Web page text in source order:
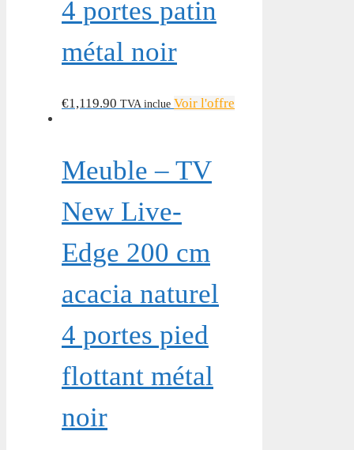
4 portes patin
métal noir
€1,119.90 TVA inclue Voir l'offre
Meuble – TV
New Live-
Edge 200 cm
acacia naturel
4 portes pied
flottant métal
noir